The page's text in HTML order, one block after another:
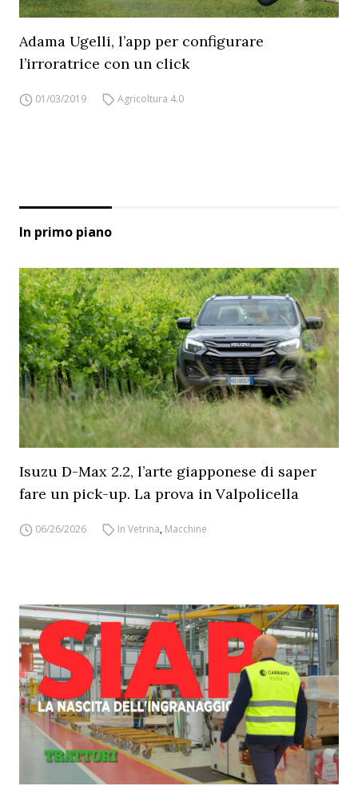
Adama Ugelli, l’app per configurare
l’irroratrice con un click
01/03/2019 Agricoltura 4.0
In primo piano
Isuzu D-Max 2.2, l’arte giapponese di saper
fare un pick-up. La prova in Valpolicella
06/26/2026 In Vetrina, Macchine